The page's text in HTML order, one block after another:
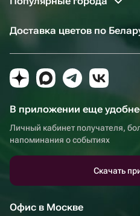
Доставка цветов по
В приложении еще
Личный кабинет получателя,
напоминания о событиях
Скачать
Офис в Москве